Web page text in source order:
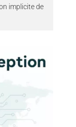
implicite de